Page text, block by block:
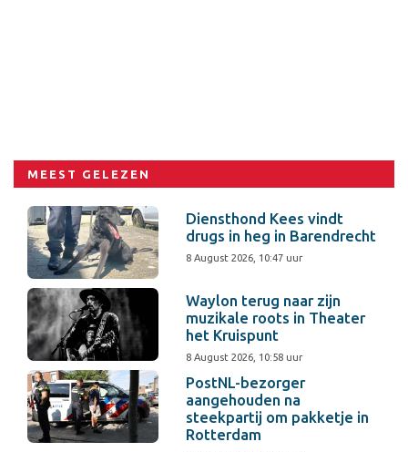
MEEST GELEZEN
Diensthond Kees vindt
drugs in heg in Barendrecht
8 August 2026, 10:47 uur
Waylon terug naar zijn
muzikale roots in Theater
het Kruispunt
8 August 2026, 10:58 uur
PostNL-bezorger
aangehouden na
steekpartij om pakketje in
Rotterdam